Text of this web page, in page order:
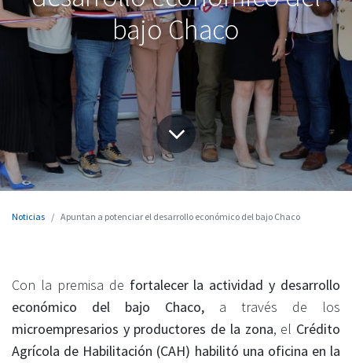
bajo Chaco
Noticias Apuntan a potenciar el desarrollo económico del bajo Chaco
Con la premisa de fortalecer la actividad y desarrollo
económico del bajo Chaco, a través de los
microempresarios y productores de la zona, el Crédito
Agrícola de Habilitación (CAH) habilitó una oficina en la